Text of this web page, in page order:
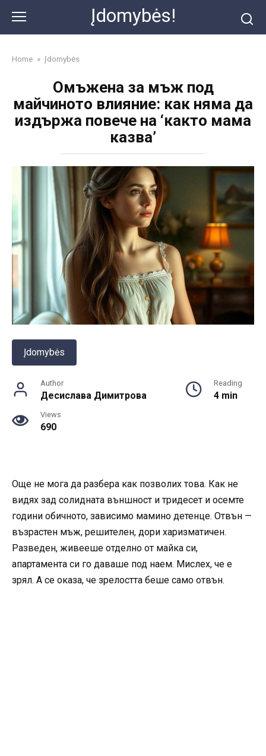
content
Įdomybės!
Home » Įdomybės
Омъжена за мъж под
майчиното влияние: как няма да
издържа повече на ‘както мама
казва’
Įdomybės
Author
Десислава Димитрова
Reading
4 min
Views
690
Още не мога да разбера как позволих това. Как не
видях зад солидната външност и тридесет и осемте
години обичното, зависимо мамино детенце. Отвън —
възрастен мъж, решителен, дори харизматичен.
Разведен, живееше отделно от майка си,
апартамента си го даваше под наем. Мислех, че е
зрял. А се оказа, че зрелостта беше само отвън.